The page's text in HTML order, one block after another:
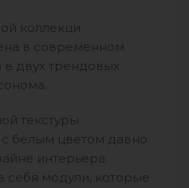
коллекци
в современном
в двух трендовых
текстуры
с белым цветом давно
интерьера.
себя модули, которые